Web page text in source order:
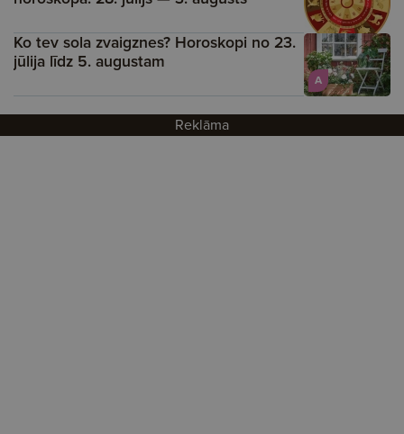
A
Ko tev sola zvaigznes? Horoskopi no 23.
jūlija līdz 5. augustam
Reklāma